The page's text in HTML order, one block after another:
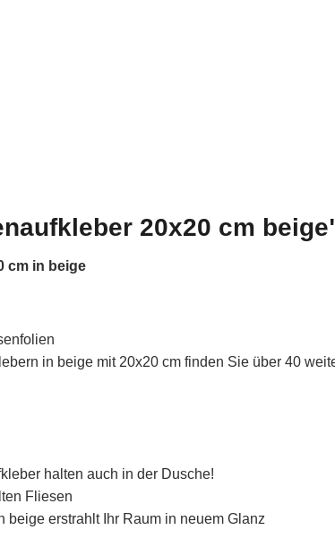
20x20 cm
cm in beige
in beige mit 20x20 cm finden Sie über 40
halten auch in der Dusche!
Fliesen
erstrahlt Ihr Raum in neuem Glanz